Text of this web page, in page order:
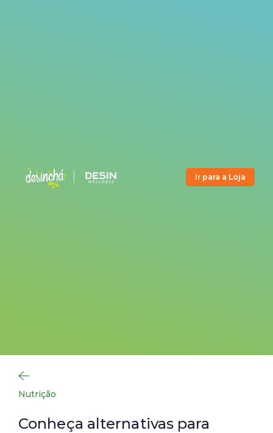
Ir para a Loja
Nutrição
Conheça alternativas para